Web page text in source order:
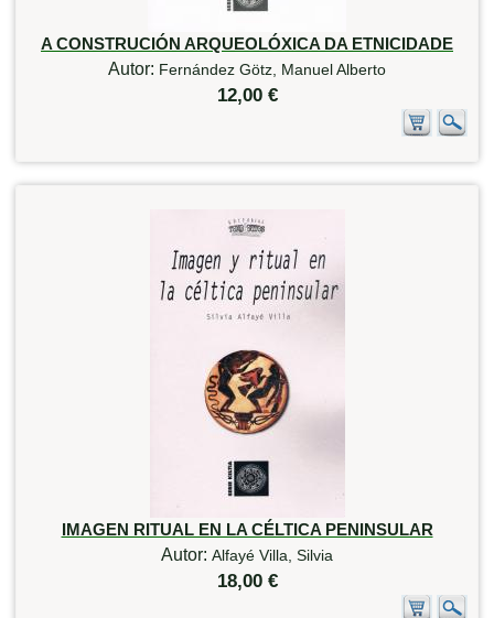
A CONSTRUCIÓN ARQUEOLÓXICA DA ETNICIDADE
Autor: Fernández Götz, Manuel Alberto
12,00 €
IMAGEN RITUAL EN LA CÉLTICA PENINSULAR
Autor: Alfayé Villa, Silvia
18,00 €